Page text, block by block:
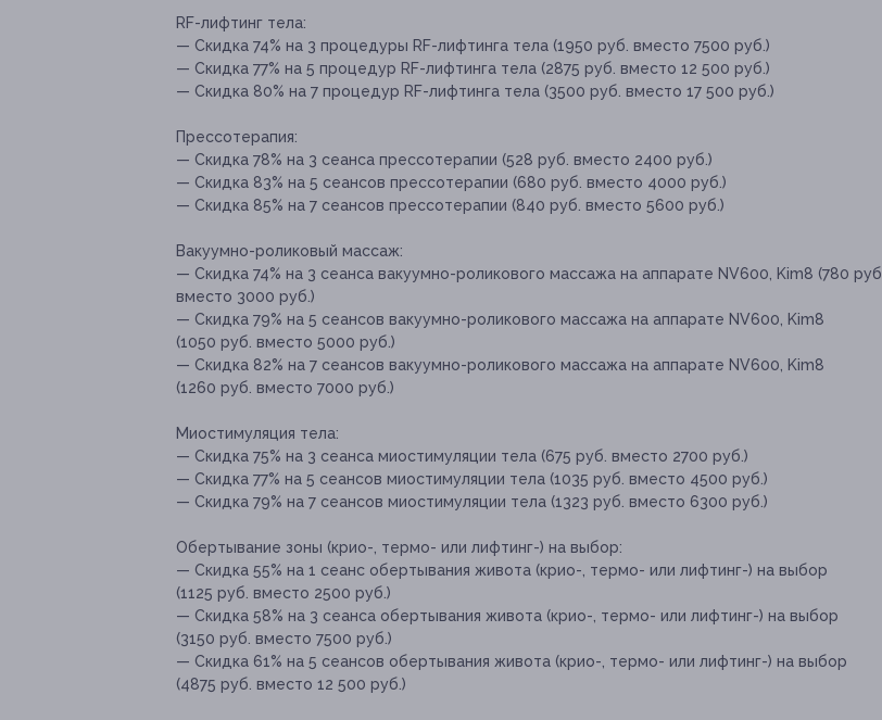
RF-лифтинг тела:
— Скидка 74% на 3 процедуры RF-лифтинга тела (1950 руб. вместо 7500 руб.)
— Скидка 77% на 5 процедур RF-лифтинга тела (2875 руб. вместо 12 500 руб.)
— Скидка 80% на 7 процедур RF-лифтинга тела (3500 руб. вместо 17 500 руб.)
Прессотерапия:
— Скидка 78% на 3 сеанса прессотерапии (528 руб. вместо 2400 руб.)
— Скидка 83% на 5 сеансов прессотерапии (680 руб. вместо 4000 руб.)
— Скидка 85% на 7 сеансов прессотерапии (840 руб. вместо 5600 руб.)
Вакуумно-роликовый массаж:
— Скидка 74% на 3 сеанса вакуумно-роликового массажа на аппарате NV600, Kim8 (780 руб.
вместо 3000 руб.)
— Скидка 79% на 5 сеансов вакуумно-роликового массажа на аппарате NV600, Kim8
(1050 руб. вместо 5000 руб.)
— Скидка 82% на 7 сеансов вакуумно-роликового массажа на аппарате NV600, Kim8
(1260 руб. вместо 7000 руб.)
Миостимуляция тела:
— Скидка 75% на 3 сеанса миостимуляции тела (675 руб. вместо 2700 руб.)
— Скидка 77% на 5 сеансов миостимуляции тела (1035 руб. вместо 4500 руб.)
— Скидка 79% на 7 сеансов миостимуляции тела (1323 руб. вместо 6300 руб.)
Обертывание зоны (крио-, термо- или лифтинг-) на выбор:
— Скидка 55% на 1 сеанс обертывания живота (крио-, термо- или лифтинг-) на выбор
(1125 руб. вместо 2500 руб.)
— Скидка 58% на 3 сеанса обертывания живота (крио-, термо- или лифтинг-) на выбор
(3150 руб. вместо 7500 руб.)
— Скидка 61% на 5 сеансов обертывания живота (крио-, термо- или лифтинг-) на выбор
(4875 руб. вместо 12 500 руб.)